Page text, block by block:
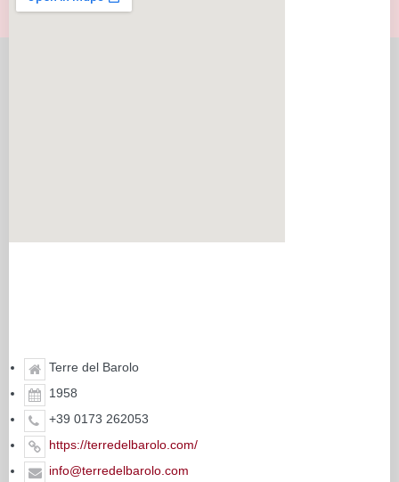
Terre del Barolo
1958
+39 0173 262053
https://terredelbarolo.com/
info@terredelbarolo.com